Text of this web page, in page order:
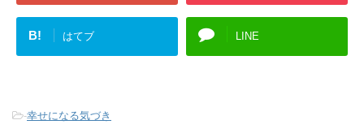
B! はてブ LINE
-幸せになる気づき